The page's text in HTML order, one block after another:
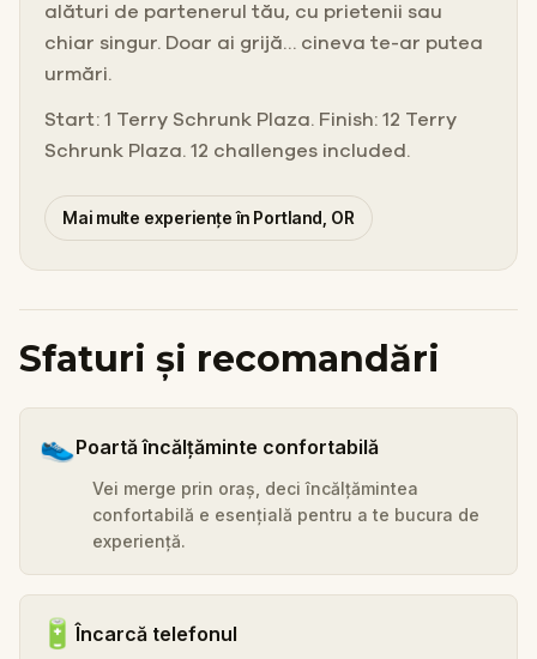
alături de partenerul tău, cu prietenii sau
chiar singur. Doar ai grijă… cineva te-ar putea
urmări.
Start: 1 Terry Schrunk Plaza. Finish: 12 Terry
Schrunk Plaza. 12 challenges included.
Mai multe experiențe în Portland, OR
Sfaturi și recomandări
👟Poartă încălțăminte confortabilă
Vei merge prin oraș, deci încălțămintea
confortabilă e esențială pentru a te bucura de
experiență.
🔋Încarcă telefonul